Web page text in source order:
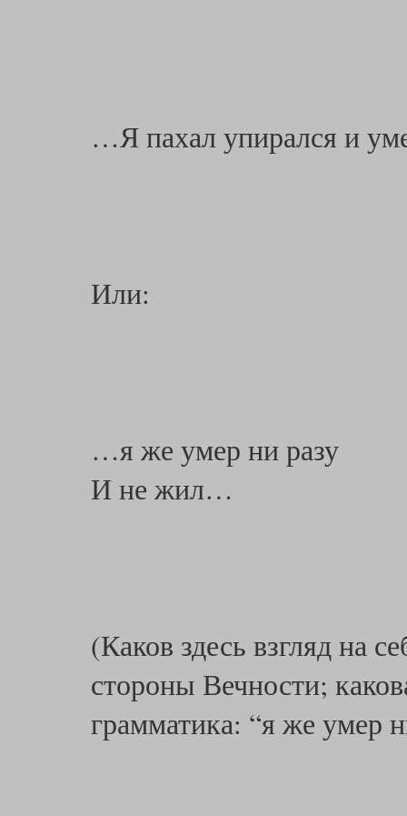
…Я пахал упирался и
Или:
…я же умер ни разу
И не жил…
(Каков здесь взгляд на
стороны Вечности;
грамматика: “я же умер